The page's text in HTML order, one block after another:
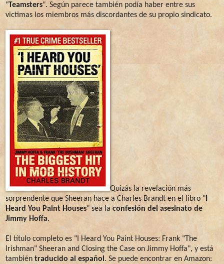
"Teamsters". Según parece también podía haber entre sus
victimas los miembros más discordantes de su propio sindicato.
Quizás la revelación más
sorprendente que Sheeran hace a Charles Brandt en el libro "
Heard You Paint Houses" sea la confesión del asesinato de
Jimmy Hoffa.
El título completo es "I Heard You Paint Houses: Frank "The
Irishman" Sheeran and Closing the Case on Jimmy Hoffa", y está
también traducido al español . Se puede encontrar en Amazon: